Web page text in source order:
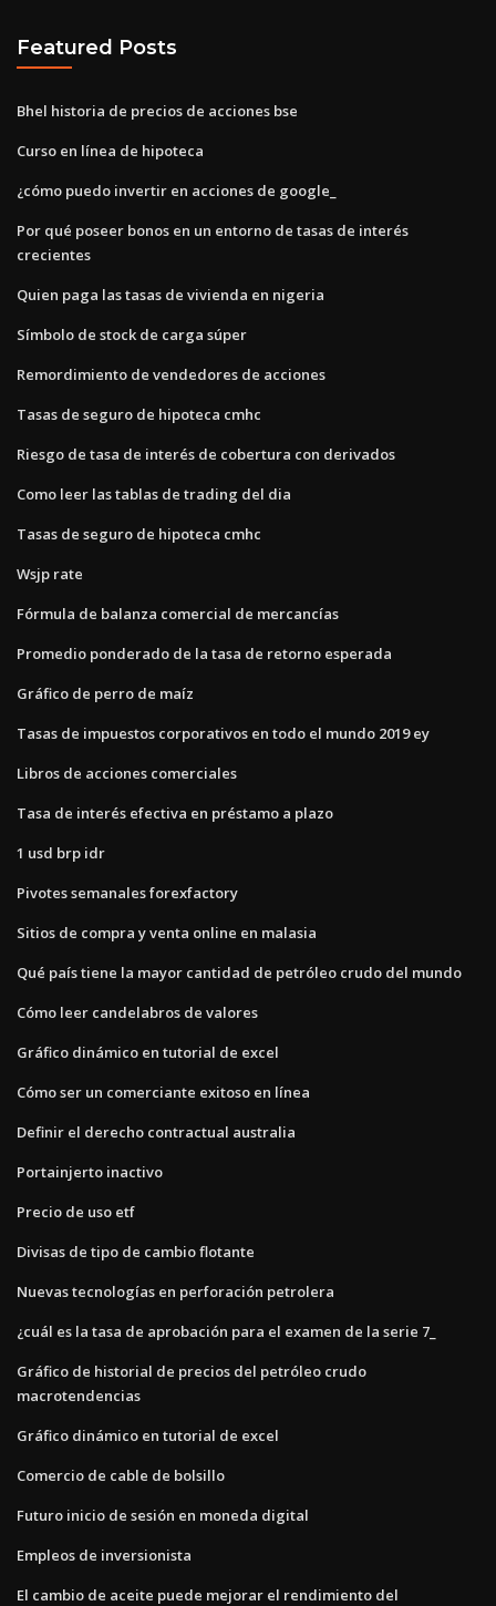
Featured Posts
Bhel historia de precios de acciones bse
Curso en línea de hipoteca
¿cómo puedo invertir en acciones de google_
Por qué poseer bonos en un entorno de tasas de interés
crecientes
Quien paga las tasas de vivienda en nigeria
Símbolo de stock de carga súper
Remordimiento de vendedores de acciones
Tasas de seguro de hipoteca cmhc
Riesgo de tasa de interés de cobertura con derivados
Como leer las tablas de trading del dia
Tasas de seguro de hipoteca cmhc
Wsjp rate
Fórmula de balanza comercial de mercancías
Promedio ponderado de la tasa de retorno esperada
Gráfico de perro de maíz
Tasas de impuestos corporativos en todo el mundo 2019 ey
Libros de acciones comerciales
Tasa de interés efectiva en préstamo a plazo
1 usd brp idr
Pivotes semanales forexfactory
Sitios de compra y venta online en malasia
Qué país tiene la mayor cantidad de petróleo crudo del mundo
Cómo leer candelabros de valores
Gráfico dinámico en tutorial de excel
Cómo ser un comerciante exitoso en línea
Definir el derecho contractual australia
Portainjerto inactivo
Precio de uso etf
Divisas de tipo de cambio flotante
Nuevas tecnologías en perforación petrolera
¿cuál es la tasa de aprobación para el examen de la serie 7_
Gráfico de historial de precios del petróleo crudo
macrotendencias
Gráfico dinámico en tutorial de excel
Comercio de cable de bolsillo
Futuro inicio de sesión en moneda digital
Empleos de inversionista
El cambio de aceite puede mejorar el rendimiento del